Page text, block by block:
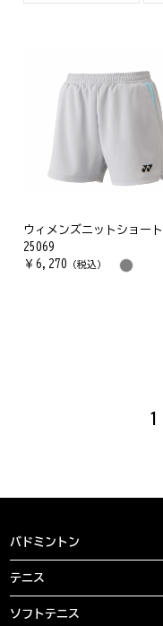
25069
￥ 6,270 （税込）
1
バドミントン
テニス
ソフトテニス